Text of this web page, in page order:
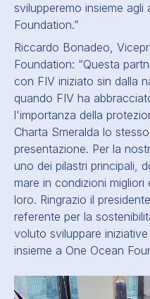
svilupperemo insieme agli
Foundation.”
Riccardo Bonadeo,
Foundation: “Questa
con FIV iniziato sin dalla
quando FIV ha
l'importanza della
Charta Smeralda lo
presentazione. Per la
uno dei pilastri principali,
mare in condizioni
loro. Ringrazio il
referente per la
voluto sviluppare
insieme a One Ocean